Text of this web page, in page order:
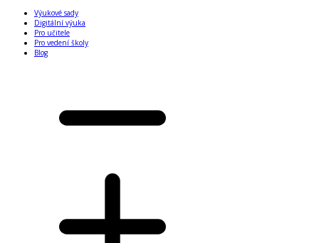
Výukové sady
Digitální výuka
Pro učitele
Pro vedení školy
Blog